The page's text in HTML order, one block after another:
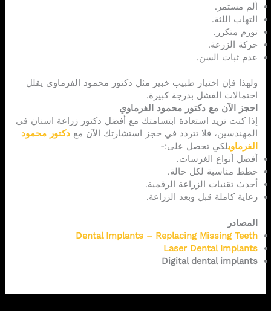
ألم مستمر.
التهاب اللثة.
تورم متكرر.
حركة الزرعة.
عدم ثبات السن.
ولهذا فإن اختيار طبيب خبير مثل دكتور محمود الفرماوي يقلل
احتمالات الفشل بدرجة كبيرة.
احجز الآن مع دكتور محمود الفرماوي
إذا كنت تريد استعادة ابتسامتك مع أفضل دكتور زراعة اسنان في
المهندسين، فلا تتردد في حجز استشارتك الآن معدكتور محمود
الفرماويلكي تحصل على:-
أفضل أنواع الغرسات.
خطط مناسبة لكل حالة.
أحدث تقنيات الزراعة الرقمية.
رعاية كاملة قبل وبعد الزراعة.
المصادر
Dental Implants – Replacing Missing Teeth
Laser Dental Implants
Digital dental implants